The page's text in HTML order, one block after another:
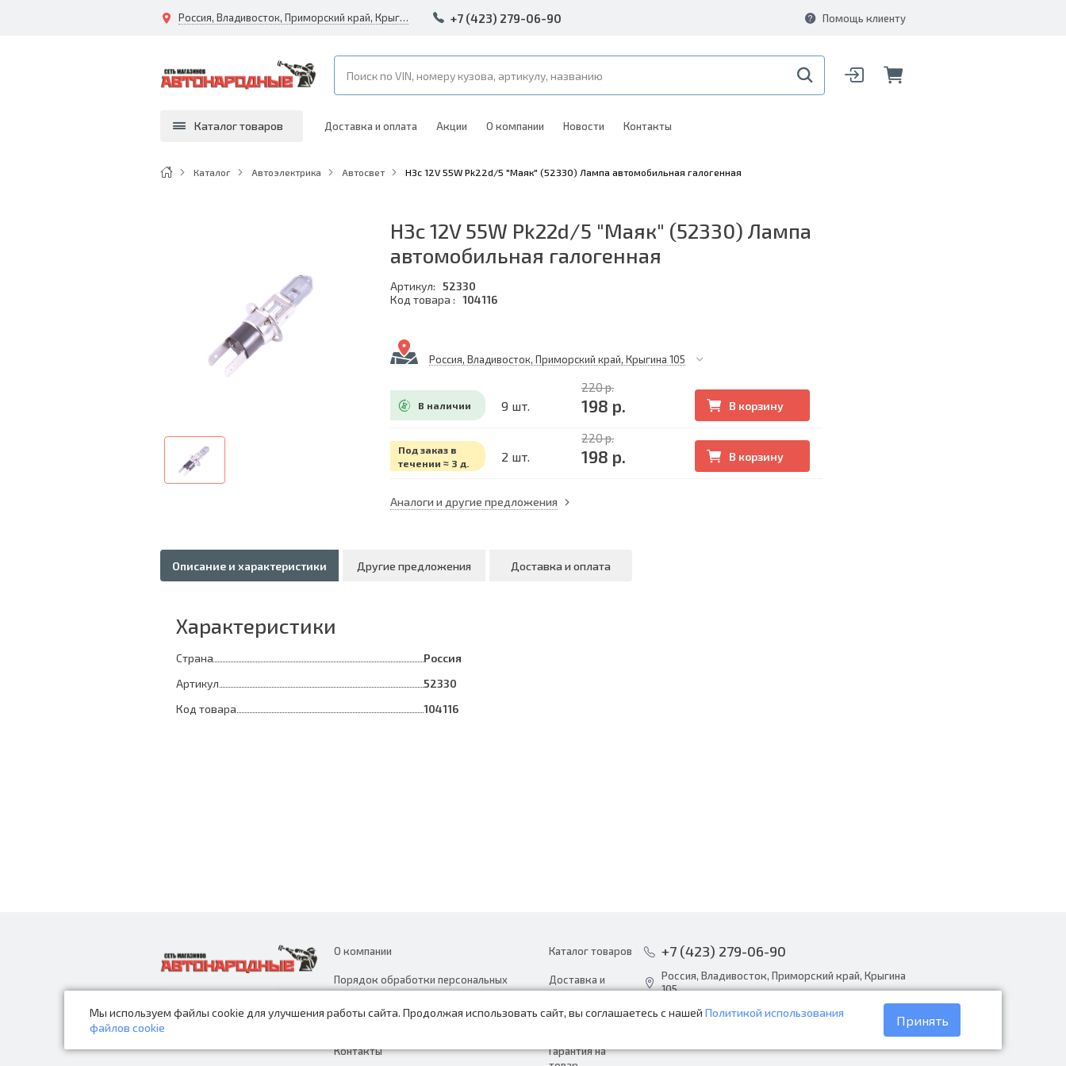
Мы используем файлы cookie для улучшения работы сайта. Продолжая использовать сайт, вы соглашаетесь с нашей Политикой использования
файлов cookie
Принять
Россия, Владивосток, Приморский край, Крыгина 105 +7 (423) 279-06-90 Помощь клиенту
Каталог товаров Доставка и оплата Акции О компании Новости Контакты
Каталог Автоэлектрика Автосвет H3c 12V 55W Pk22d/5 "Маяк" (52330) Лампа автомобильная галогенная
H3c 12V 55W Pk22d/5 "Маяк" (52330) Лампа
автомобильная галогенная
Артикул: 52330
Код товара : 104116
Россия, Владивосток, Приморский край, Крыгина 105
В наличии 9 шт.
220 р.
198 р. В корзину
Под заказ в
течении ≈ 3 д.
2 шт.
220 р.
198 р. В корзину
Аналоги и другие предложения
Описание и характеристики Другие предложения Доставка и оплата
Характеристики
Страна
Россия
Артикул
52330
Код товара
104116
О компании
Порядок обработки персональных
данных
Контакты
Каталог товаров
Доставка и
оплата
Акции
Гарантия на
+7 (423) 279-06-90
Россия, Владивосток, Приморский край, Крыгина
105
info@avtonarodnye.ru